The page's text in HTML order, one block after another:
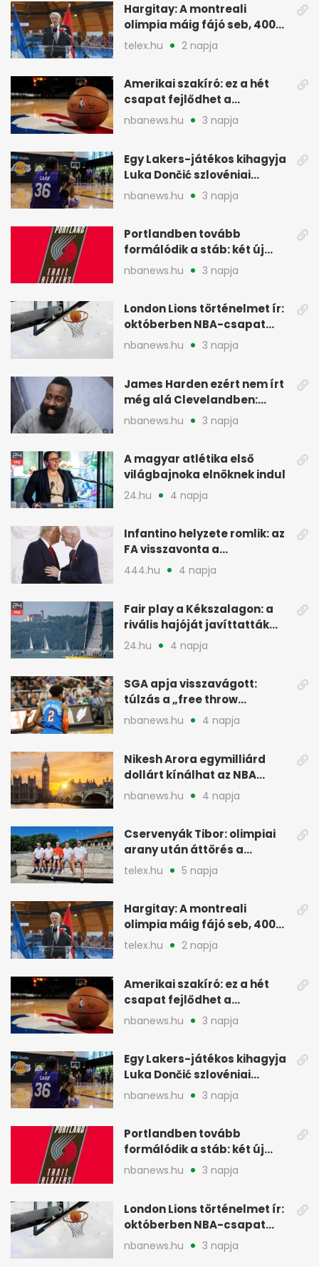
Hargitay: A montreali
olimpia máig fájó seb, 400
vegyesen 4. lett
telex.hu 2 napja
Amerikai szakíró: ez a hét
csapat fejlődhet a
legtöbbet az NBA-ben
nbanews.hu 3 napja
Egy Lakers-játékos kihagyja
Luka Dončić szlovéniai
minicampjét
nbanews.hu 3 napja
Portlandben tovább
formálódik a stáb: két új
szakember a Blazersnél
nbanews.hu 3 napja
London Lions történelmet ír:
októberben NBA-csapat
ellen lép pályára
nbanews.hu 3 napja
James Harden ezért nem írt
még alá Clevelandben:
pénzügyi okok
nbanews.hu 3 napja
A magyar atlétika első
világbajnoka elnöknek indul
24.hu 4 napja
Infantino helyzete romlik: az
FA visszavonta a
támogatását, jöhet a
444.hu 4 napja
Fair play a Kékszalagon: a
rivális hajóját javíttatták
meg
24.hu 4 napja
SGA apja visszavágott:
túlzás a „free throw
merchant” címke?
nbanews.hu 4 napja
Nikesh Arora egymilliárd
dollárt kínálhat az NBA
Europe londoni csapatáért
nbanews.hu 4 napja
Cservenyák Tibor: olimpiai
arany után áttörés a
rákkutatásban
telex.hu 5 napja
Hargitay: A montreali
olimpia máig fájó seb, 400
vegyesen 4. lett
telex.hu 2 napja
Amerikai szakíró: ez a hét
csapat fejlődhet a
legtöbbet az NBA-ben
nbanews.hu 3 napja
Egy Lakers-játékos kihagyja
Luka Dončić szlovéniai
minicampjét
nbanews.hu 3 napja
Portlandben tovább
formálódik a stáb: két új
szakember a Blazersnél
nbanews.hu 3 napja
London Lions történelmet ír:
októberben NBA-csapat
ellen lép pályára
nbanews.hu 3 napja